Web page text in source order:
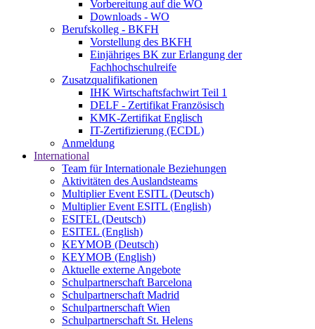
Vorbereitung auf die WO
Downloads - WO
Berufskolleg - BKFH
Vorstellung des BKFH
Einjähriges BK zur Erlangung der
Fachhochschulreife
Zusatzqualifikationen
IHK Wirtschaftsfachwirt Teil 1
DELF - Zertifikat Französisch
KMK-Zertifikat Englisch
IT-Zertifizierung (ECDL)
Anmeldung
International
Team für Internationale Beziehungen
Aktivitäten des Auslandsteams
Multiplier Event ESITL (Deutsch)
Multiplier Event ESITL (English)
ESITEL (Deutsch)
ESITEL (English)
KEYMOB (Deutsch)
KEYMOB (English)
Aktuelle externe Angebote
Schulpartnerschaft Barcelona
Schulpartnerschaft Madrid
Schulpartnerschaft Wien
Schulpartnerschaft St. Helens